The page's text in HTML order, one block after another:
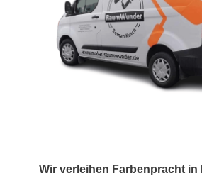
Wir verleihen Farbenpracht in